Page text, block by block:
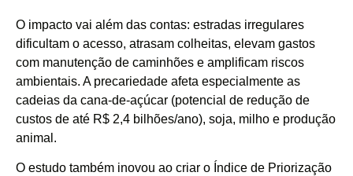
O impacto vai além das contas: estradas irregulares
dificultam o acesso, atrasam colheitas, elevam gastos
com manutenção de caminhões e amplificam riscos
ambientais. A precariedade afeta especialmente as
cadeias da cana-de-açúcar (potencial de redução de
custos de até R$ 2,4 bilhões/ano), soja, milho e produção
animal.
O estudo também inovou ao criar o Índice de Priorização